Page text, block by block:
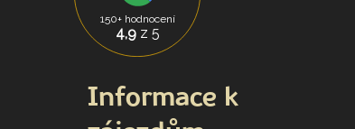
150+ hodnocení
4,9z 5
Informace k